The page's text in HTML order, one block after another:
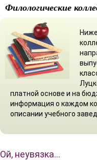
Филологические
платной основе и на
информация о каждом
описании учебного
Ой, неувязка…